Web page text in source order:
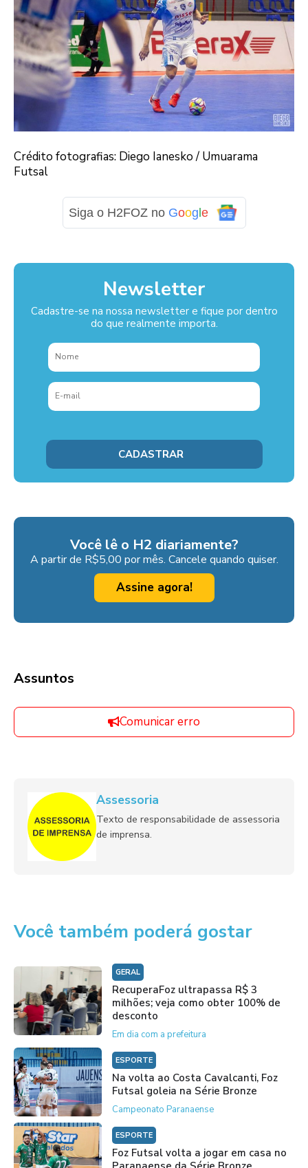
Crédito fotografias: Diego Ianesko / Umuarama
Futsal
Siga o H2FOZ no Goog e
Newsletter
Cadastre-se na nossa newsletter e fique por dentro
do que realmente importa.
Você lê o H2 diariamente?
A partir de R$5,00 por mês. Cancele quando quiser.
Assine agora!
Assuntos
Comunicar erro
Assessoria
Texto de responsabilidade de assessoria
de imprensa.
Você também poderá gostar
GERAL
RecuperaFoz ultrapassa R$ 3
milhões; veja como obter 100% de
desconto
Em dia com a prefeitura
ESPORTE
Na volta ao Costa Cavalcanti, Foz
Futsal goleia na Série Bronze
Campeonato Paranaense
ESPORTE
Foz Futsal volta a jogar em casa no